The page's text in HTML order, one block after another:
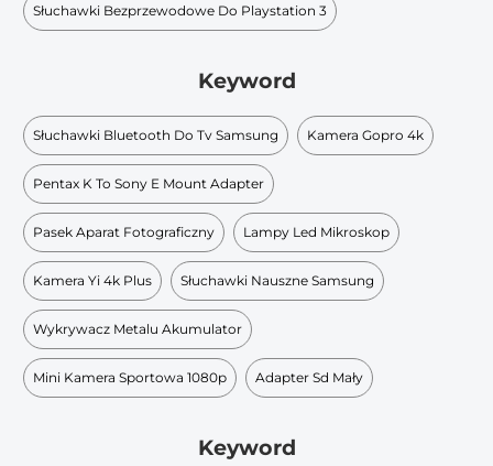
Słuchawki Bezprzewodowe Do Playstation 3
Keyword
Słuchawki Bluetooth Do Tv Samsung Kamera Gopro 4k
Pentax K To Sony E Mount Adapter
Pasek Aparat Fotograficzny Lampy Led Mikroskop
Kamera Yi 4k Plus Słuchawki Nauszne Samsung
Wykrywacz Metalu Akumulator
Mini Kamera Sportowa 1080p Adapter Sd Mały
Keyword